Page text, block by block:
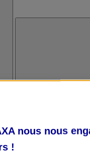
nous nous
!